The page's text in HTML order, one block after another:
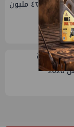
أرباح فالكو إنرجي شريك بتروبكر تقفز ل ٤٢.٤ مليون
حالة